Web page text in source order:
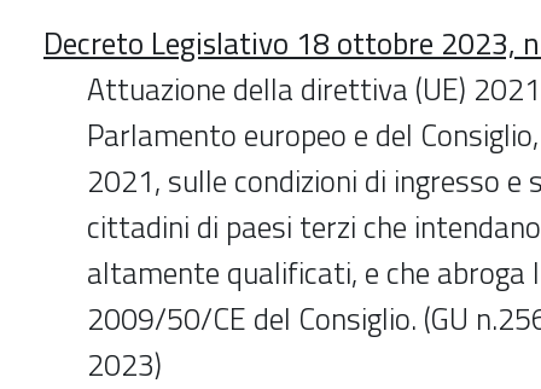
Decreto Legislativo 18 ottobre 2023,
Attuazione della direttiva (UE)
Parlamento europeo e del
2021, sulle condizioni di ingresso e
cittadini di paesi terzi che
altamente qualificati, e che
2009/50/CE del Consiglio. (GU
2023)